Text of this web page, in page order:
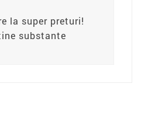
la super preturi!
substante